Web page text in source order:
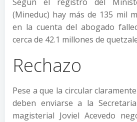
(Mineduc) hay más de 135 mil
en la cuenta del abogado
cerca de 42.1 millones de
Rechazo
Pese a que la circular
deben enviarse a la
magisterial Joviel Acevedo